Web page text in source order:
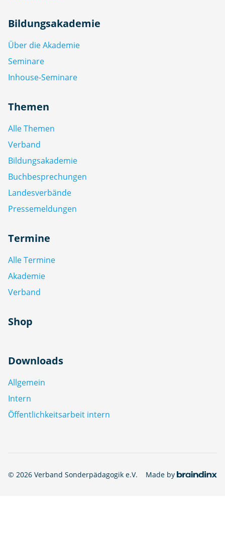
Bildungsakademie
Über die Akademie
Seminare
Inhouse-Seminare
Themen
Alle Themen
Verband
Bildungsakademie
Buchbesprechungen
Landesverbände
Pressemeldungen
Termine
Alle Termine
Akademie
Verband
Shop
Downloads
Allgemein
Intern
Öffentlichkeitsarbeit intern
© 2026 Verband Sonderpädagogik e.V. Made by